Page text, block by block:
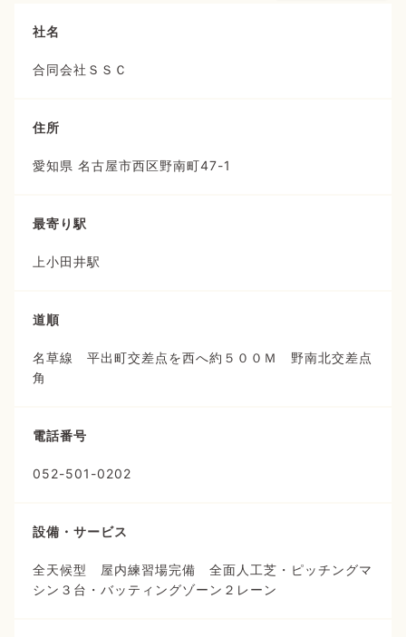
社名
合同会社ＳＳＣ
住所
愛知県 名古屋市西区野南町47-1
最寄り駅
上小田井駅
道順
名草線 平出町交差点を西へ約５００Ｍ 野南北交差点
角
電話番号
052-501-0202
設備・サービス
全天候型 屋内練習場完備 全面人工芝・ピッチングマ
シン３台・バッティングゾーン２レーン